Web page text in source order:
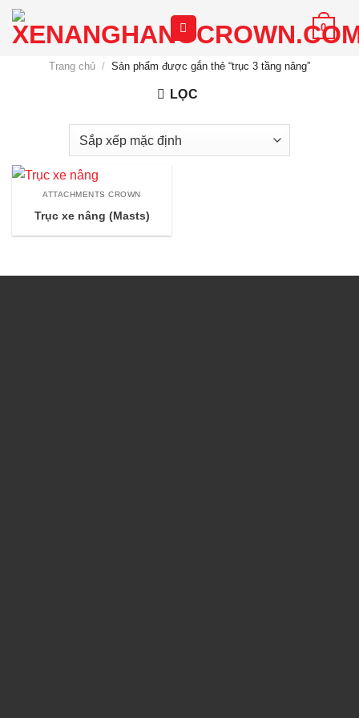
Chuyển
đến
0
Trang chủ / Sản phẩm được gắn thẻ “trục 3 tầng nâng”
LỌC
ATTACHMENTS CROWN
Trục xe nâng (Masts)